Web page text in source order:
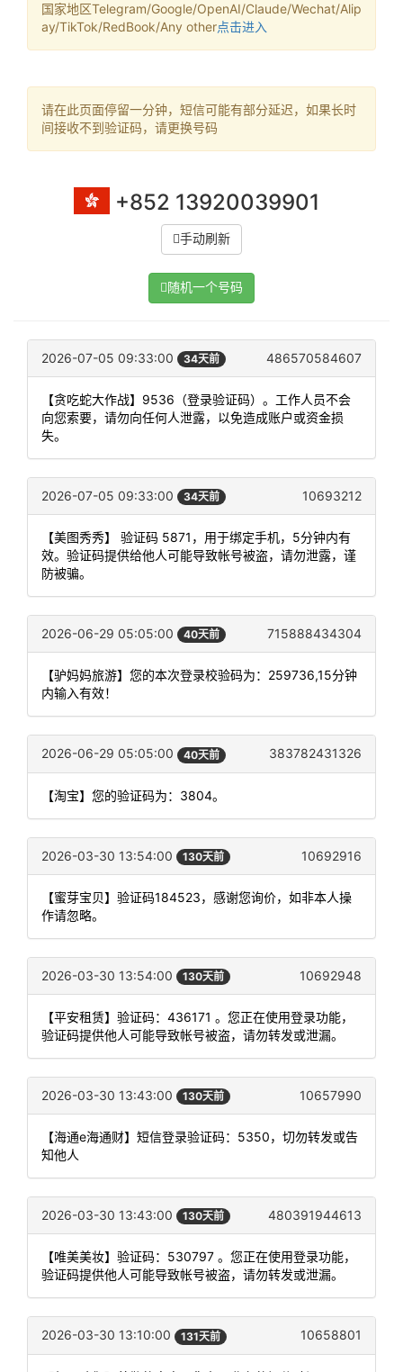
国家地区Telegram/Google/OpenAI/Claude/Wechat/Alip
ay/TikTok/RedBook/Any other点击进入
请在此页面停留一分钟，短信可能有部分延迟，如果长时
间接收不到验证码，请更换号码
+852 13920039901
手动刷新
随机一个号码
2026-07-05 09:33:00 34天前 486570584607
【贪吃蛇大作战】9536（登录验证码）。工作人员不会
向您索要，请勿向任何人泄露，以免造成账户或资金损
失。
2026-07-05 09:33:00 34天前 10693212
【美图秀秀】 验证码 5871，用于绑定手机，5分钟内有
效。验证码提供给他人可能导致帐号被盗，请勿泄露，谨
防被骗。
2026-06-29 05:05:00 40天前 715888434304
【驴妈妈旅游】您的本次登录校验码为：259736,15分钟
内输入有效！
2026-06-29 05:05:00 40天前 383782431326
【淘宝】您的验证码为：3804。
2026-03-30 13:54:00 130天前 10692916
【蜜芽宝贝】验证码184523，感谢您询价，如非本人操
作请忽略。
2026-03-30 13:54:00 130天前 10692948
【平安租赁】验证码：436171 。您正在使用登录功能，
验证码提供他人可能导致帐号被盗，请勿转发或泄漏。
2026-03-30 13:43:00 130天前 10657990
【海通e海通财】短信登录验证码：5350，切勿转发或告
知他人
2026-03-30 13:43:00 130天前 480391944613
【唯美美妆】验证码：530797 。您正在使用登录功能，
验证码提供他人可能导致帐号被盗，请勿转发或泄漏。
2026-03-30 13:10:00 131天前 10658801